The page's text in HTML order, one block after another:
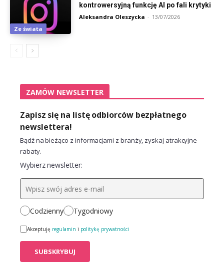
Ze świata
kontrowersyjną funkcję AI po fali krytyki
Aleksandra Oleszycka - 13/07/2026
ZAMÓW NEWSLETTER
Zapisz się na listę odbiorców bezpłatnego
newslettera!
Bądź na bieżąco z informacjami z branży, zyskaj atrakcyjne
rabaty.
Wybierz newsletter:
Codzienny Tygodniowy
Akceptuję regulamin i politykę prywatności